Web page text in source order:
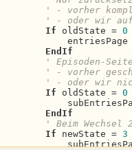
' - vorher
' - oder wir auf
If oldState = 0
EndIf
' Episoden-
' - vorher
' - oder wir
If oldState = 0
EndIf
' Beim
If newState = 3